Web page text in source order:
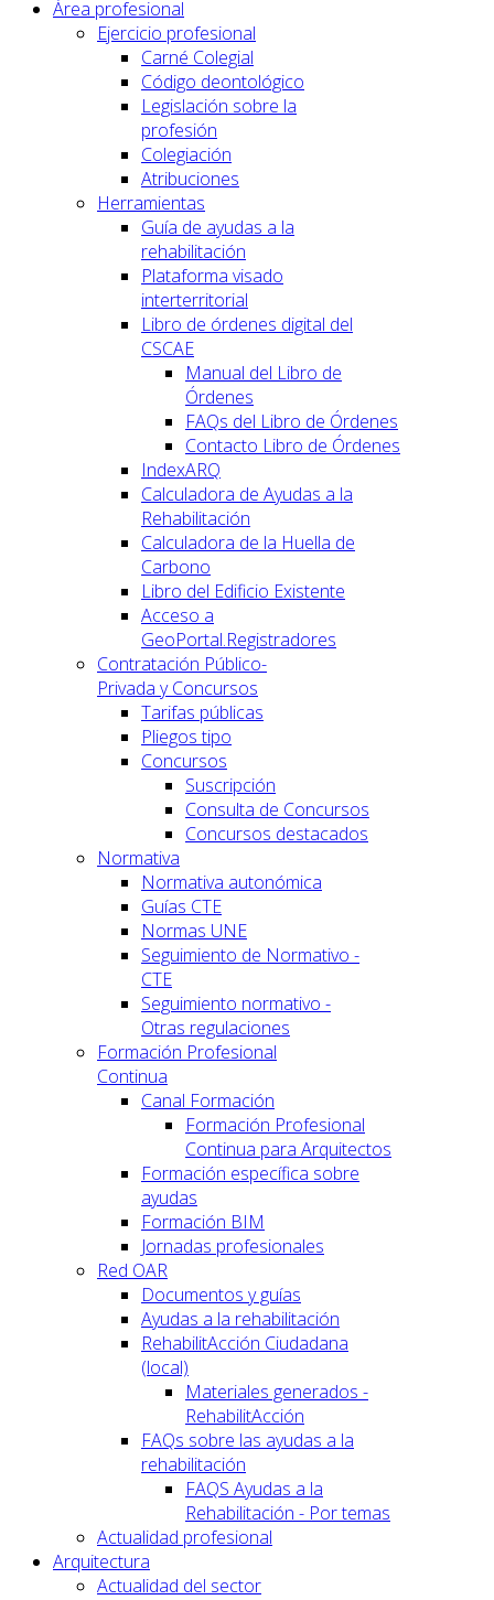
Área profesional
Ejercicio profesional
Carné Colegial
Código deontológico
Legislación sobre la
profesión
Colegiación
Atribuciones
Herramientas
Guía de ayudas a la
rehabilitación
Plataforma visado
interterritorial
Libro de órdenes digital del
CSCAE
Manual del Libro de
Órdenes
FAQs del Libro de Órdenes
Contacto Libro de Órdenes
IndexARQ
Calculadora de Ayudas a la
Rehabilitación
Calculadora de la Huella de
Carbono
Libro del Edificio Existente
Acceso a
GeoPortal.Registradores
Contratación Público-
Privada y Concursos
Tarifas públicas
Pliegos tipo
Concursos
Suscripción
Consulta de Concursos
Concursos destacados
Normativa
Normativa autonómica
Guías CTE
Normas UNE
Seguimiento de Normativo -
CTE
Seguimiento normativo -
Otras regulaciones
Formación Profesional
Continua
Canal Formación
Formación Profesional
Continua para Arquitectos
Formación específica sobre
ayudas
Formación BIM
Jornadas profesionales
Red OAR
Documentos y guías
Ayudas a la rehabilitación
RehabilitAcción Ciudadana
(local)
Materiales generados -
RehabilitAcción
FAQs sobre las ayudas a la
rehabilitación
FAQS Ayudas a la
Rehabilitación - Por temas
Actualidad profesional
Arquitectura
Actualidad del sector